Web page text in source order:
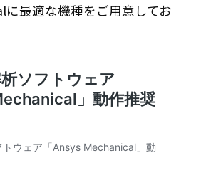
に最適な機種をご用意してお